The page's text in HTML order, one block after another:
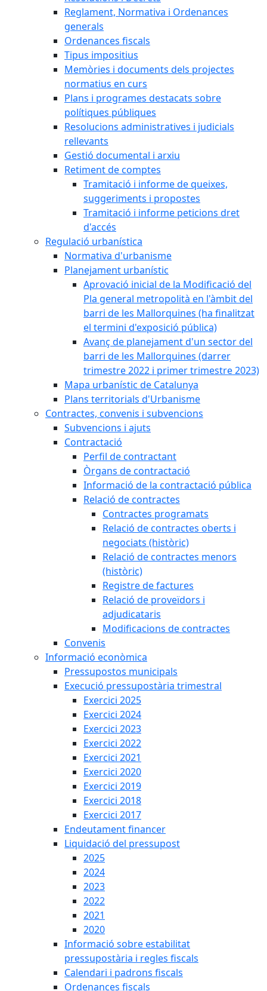
Reglament, Normativa i Ordenances
generals
Ordenances fiscals
Tipus impositius
Memòries i documents dels projectes
normatius en curs
Plans i programes destacats sobre
polítiques públiques
Resolucions administratives i judicials
rellevants
Gestió documental i arxiu
Retiment de comptes
Tramitació i informe de queixes,
suggeriments i propostes
Tramitació i informe peticions dret
d'accés
Regulació urbanística
Normativa d'urbanisme
Planejament urbanístic
Aprovació inicial de la Modificació del
Pla general metropolità en l'àmbit del
barri de les Mallorquines (ha finalitzat
el termini d'exposició pública)
Avanç de planejament d'un sector del
barri de les Mallorquines (darrer
trimestre 2022 i primer trimestre 2023)
Mapa urbanístic de Catalunya
Plans territorials d'Urbanisme
Contractes, convenis i subvencions
Subvencions i ajuts
Contractació
Perfil de contractant
Òrgans de contractació
Informació de la contractació pública
Relació de contractes
Contractes programats
Relació de contractes oberts i
negociats (històric)
Relació de contractes menors
(històric)
Registre de factures
Relació de proveïdors i
adjudicataris
Modificacions de contractes
Convenis
Informació econòmica
Pressupostos municipals
Execució pressupostària trimestral
Exercici 2025
Exercici 2024
Exercici 2023
Exercici 2022
Exercici 2021
Exercici 2020
Exercici 2019
Exercici 2018
Exercici 2017
Endeutament financer
Liquidació del pressupost
2025
2024
2023
2022
2021
2020
Informació sobre estabilitat
pressupostària i regles fiscals
Calendari i padrons fiscals
Ordenances fiscals